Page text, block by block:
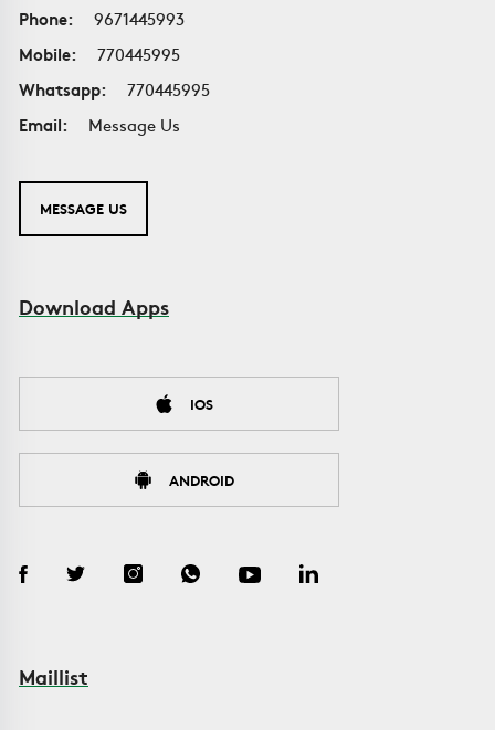
Phone:
9671445993
Mobile:
770445995
Whatsapp:
770445995
Email:
Message Us
MESSAGE US
Download Apps
IOS
ANDROID
Maillist